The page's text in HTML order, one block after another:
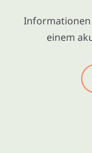
Informationen
einem